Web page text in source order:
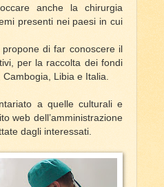
anche la chirurgia
presenti nei paesi in cui
di far conoscere il
per la raccolta dei fondi
Libia e Italia.
a quelle culturali e
web dell’amministrazione
dagli interessati.